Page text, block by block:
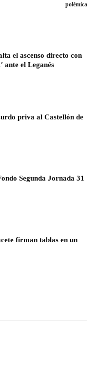
polémica
el ascenso directo con
ante el Leganés
priva al Castellón de
Segunda Jornada 31
firman tablas en un